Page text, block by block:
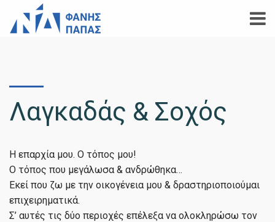
Λαγκαδάς & Σοχός
Η επαρχία μου. Ο τόπος μου!
Ο τόπος που μεγάλωσα & ανδρώθηκα…
Εκεί που ζω με την οικογένεια μου & δραστηριοποιούμαι
επιχειρηματικά.
Σ’ αυτές τις δύο περιοχές επέλεξα να ολοκληρώσω τον